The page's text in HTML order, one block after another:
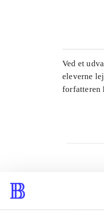
Ved et
eleverne
forfatteren